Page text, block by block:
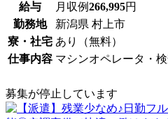
給与 月収例266,995円
勤務地
新潟県 村上市
寮・社宅 あり（無料）
仕事内容 マシンオペレータ・
募集が停止しています